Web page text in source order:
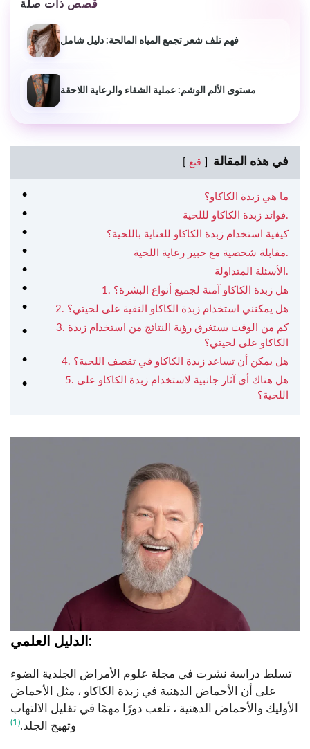
قصص ذات صلة
فهم تلف شعر تجمع المياه المالحة: دليل شامل
مستوى الألم الوشم: عملية الشفاء والرعاية اللاحقة
في هذه المقالة قنع
ما هي زبدة الكاكاو؟
فوائد زبدة الكاكاو لللحية.
كيفية استخدام زبدة الكاكاو للعناية باللحية؟
مقابلة شخصية مع خبير رعاية اللحية.
الأسئلة المتداولة.
1. هل زبدة الكاكاو آمنة لجميع أنواع البشرة؟
2. هل يمكنني استخدام زبدة الكاكاو النقية على لحيتي؟
3. كم من الوقت يستغرق رؤية النتائج من استخدام زبدة
الكاكاو على لحيتي؟
4. هل يمكن أن تساعد زبدة الكاكاو في تقصف اللحية؟
5. هل هناك أي آثار جانبية لاستخدام زبدة الكاكاو على
اللحية؟
الدليل العلمي:
تسلط دراسة نشرت في مجلة علوم الأمراض الجلدية الضوء
على أن الأحماض الدهنية في زبدة الكاكاو ، مثل الأحماض
الأوليك والأحماض الدهنية ، تلعب دورًا مهمًا في تقليل الالتهاب
وتهيج الجلد.(1)